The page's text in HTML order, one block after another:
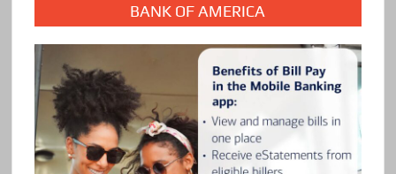
BANK OF AMERICA